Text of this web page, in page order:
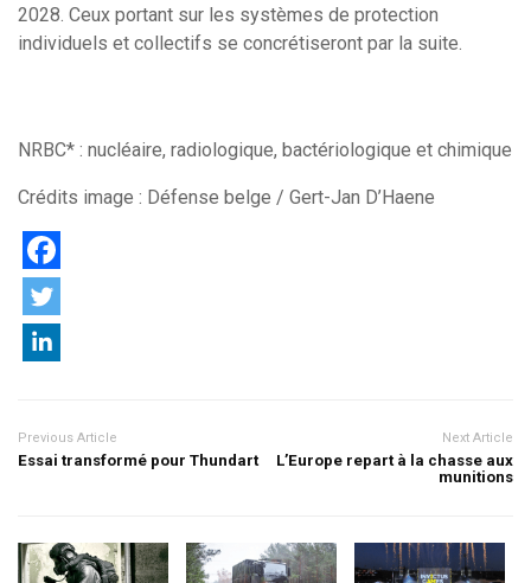
2028. Ceux portant sur les systèmes de protection
individuels et collectifs se concrétiseront par la suite.
NRBC* : nucléaire, radiologique, bactériologique et chimique
Crédits image : Défense belge / Gert-Jan D’Haene
Previous Article
Essai transformé pour Thundart
Next Article
L’Europe repart à la chasse aux
munitions